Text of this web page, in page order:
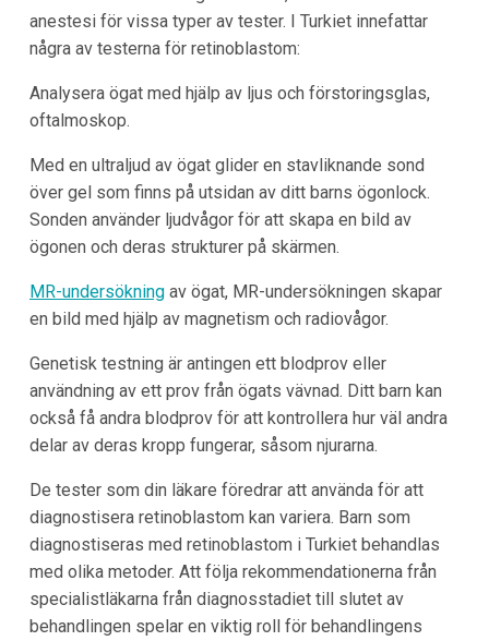
anestesi för vissa typer av tester. I Turkiet innefattar
några av testerna för retinoblastom:
Analysera ögat med hjälp av ljus och förstoringsglas,
oftalmoskop.
Med en ultraljud av ögat glider en stavliknande sond
över gel som finns på utsidan av ditt barns ögonlock.
Sonden använder ljudvågor för att skapa en bild av
ögonen och deras strukturer på skärmen.
MR-undersökningav ögat, MR-undersökningen skapar
en bild med hjälp av magnetism och radiovågor.
Genetisk testning är antingen ett blodprov eller
användning av ett prov från ögats vävnad. Ditt barn kan
också få andra blodprov för att kontrollera hur väl andra
delar av deras kropp fungerar, såsom njurarna.
De tester som din läkare föredrar att använda för att
diagnostisera retinoblastom kan variera. Barn som
diagnostiseras med retinoblastom i Turkiet behandlas
med olika metoder. Att följa rekommendationerna från
specialistläkarna från diagnosstadiet till slutet av
behandlingen spelar en viktig roll för behandlingens